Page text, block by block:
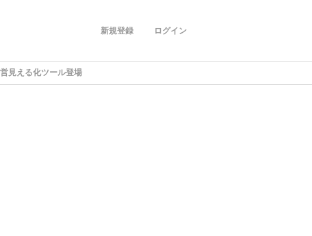
ログイン
新規登録
見える化ツール登場